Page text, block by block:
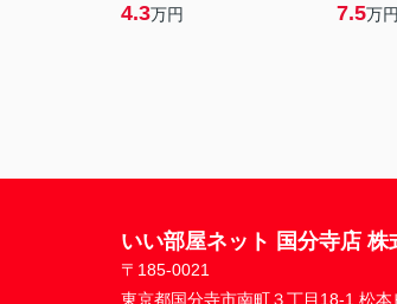
4.3万円 7.5万円
いい部屋ネット 国分寺店 株
〒185-0021
東京都国分寺市南町３丁目18-1 松本